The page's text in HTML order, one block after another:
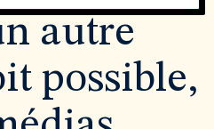
autre
possible,